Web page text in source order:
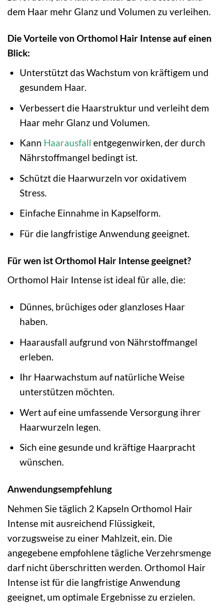
dem Haar mehr Glanz und Volumen zu verleihen.
Die Vorteile von Orthomol Hair Intense auf einen
Blick:
Unterstützt das Wachstum von kräftigem und
gesundem Haar.
Verbessert die Haarstruktur und verleiht dem
Haar mehr Glanz und Volumen.
Kann Haarausfall entgegenwirken, der durch
Nährstoffmangel bedingt ist.
Schützt die Haarwurzeln vor oxidativem
Stress.
Einfache Einnahme in Kapselform.
Für die langfristige Anwendung geeignet.
Für wen ist Orthomol Hair Intense geeignet?
Orthomol Hair Intense ist ideal für alle, die:
Dünnes, brüchiges oder glanzloses Haar
haben.
Haarausfall aufgrund von Nährstoffmangel
erleben.
Ihr Haarwachstum auf natürliche Weise
unterstützen möchten.
Wert auf eine umfassende Versorgung ihrer
Haarwurzeln legen.
Sich eine gesunde und kräftige Haarpracht
wünschen.
Anwendungsempfehlung
Nehmen Sie täglich 2 Kapseln Orthomol Hair
Intense mit ausreichend Flüssigkeit,
vorzugsweise zu einer Mahlzeit, ein. Die
angegebene empfohlene tägliche Verzehrsmenge
darf nicht überschritten werden. Orthomol Hair
Intense ist für die langfristige Anwendung
geeignet, um optimale Ergebnisse zu erzielen.